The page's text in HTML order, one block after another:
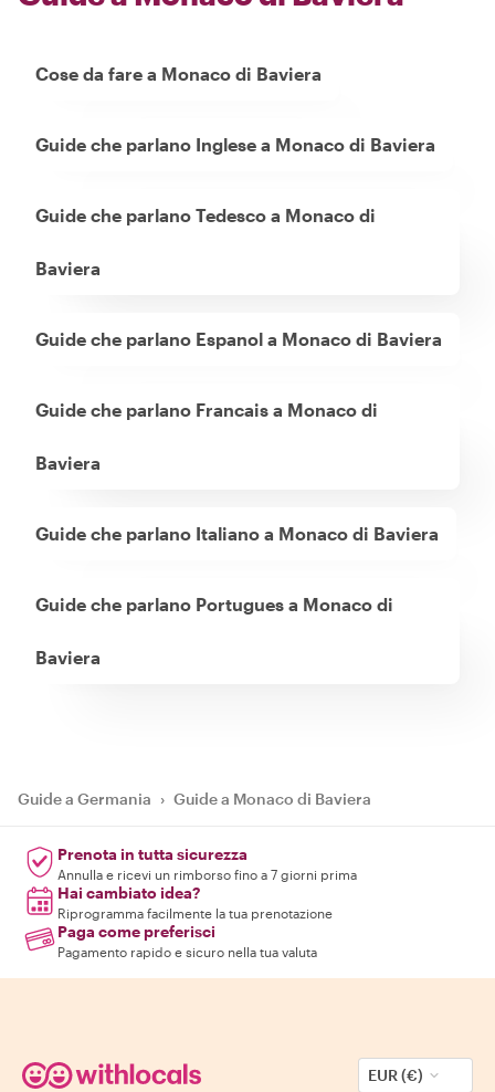
Cose da fare a Monaco di Baviera
Guide che parlano Inglese a Monaco di Baviera
Guide che parlano Tedesco a Monaco di
Baviera
Guide che parlano Espanol a Monaco di Baviera
Guide che parlano Francais a Monaco di
Baviera
Guide che parlano Italiano a Monaco di Baviera
Guide che parlano Portugues a Monaco di
Baviera
Guide a Germania › Guide a Monaco di Baviera
Prenota in tutta sicurezza
Annulla e ricevi un rimborso fino a 7 giorni prima
Hai cambiato idea?
Riprogramma facilmente la tua prenotazione
Paga come preferisci
Pagamento rapido e sicuro nella tua valuta
EUR (€)